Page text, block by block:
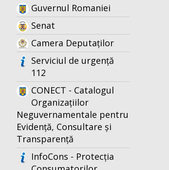
Guvernul Romaniei
Senat
Camera Deputaților
Serviciul de urgență
112
CONECT - Catalogul
Organizațiilor
Neguvernamentale pentru
Evidență, Consultare și
Transparență
InfoCons - Protecția